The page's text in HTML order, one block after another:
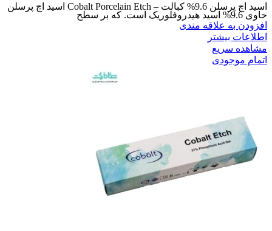
اسید اچ پرسلن 9.6% کبالت – Cobalt Porcelain Etch اسید اچ پرسلن
حاوی 9.6% اسید هیدروفلوریک است. که بر سطح
افزودن به علاقه مندی
اطلاعات بیشتر
مشاهده سریع
اتمام موجودی